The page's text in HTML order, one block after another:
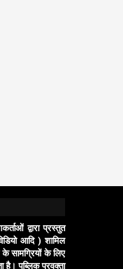
द्वारा प्रस्तुत
आदि ) शामिल
के सामग्रियों के लिए
है। पब्लिक प्रवक्ता